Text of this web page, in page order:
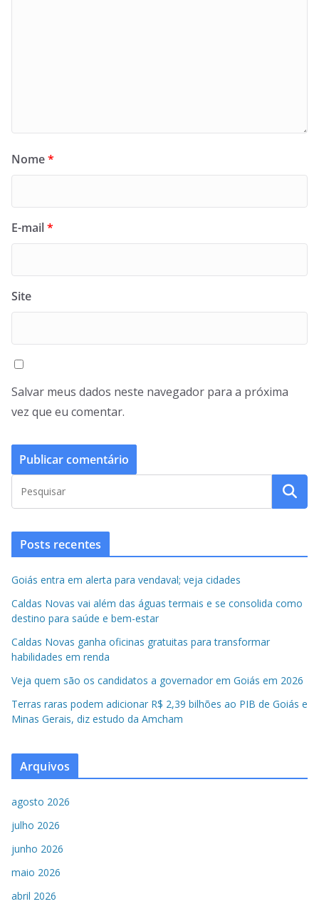
Nome*
E-mail*
Site
Salvar meus dados neste navegador para a próxima
vez que eu comentar.
Posts recentes
Goiás entra em alerta para vendaval; veja cidades
Caldas Novas vai além das águas termais e se consolida como
destino para saúde e bem-estar
Caldas Novas ganha oficinas gratuitas para transformar
habilidades em renda
Veja quem são os candidatos a governador em Goiás em 2026
Terras raras podem adicionar R$ 2,39 bilhões ao PIB de Goiás e
Minas Gerais, diz estudo da Amcham
Arquivos
agosto 2026
julho 2026
junho 2026
maio 2026
abril 2026